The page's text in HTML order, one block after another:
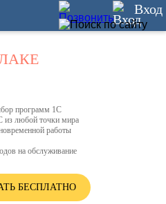
Вход
программ 1С
из любой точки мира
работы
на обслуживание
БЕСПЛАТНО